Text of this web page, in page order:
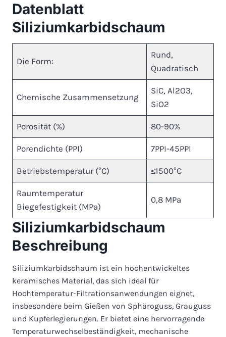
Datenblatt
Siliziumkarbidschaum
Die Form:
Rund,
Quadratisch
Chemische Zusammensetzung
SiC, Al2O3,
SiO2
Porosität (%) 80-90%
Porendichte (PPI) 7PPI-45PPI
Betriebstemperatur (°C) ≤1500°C
Raumtemperatur
Biegefestigkeit (MPa)
0,8 MPa
Siliziumkarbidschaum
Beschreibung
Siliziumkarbidschaum ist ein hochentwickeltes
keramisches Material, das sich ideal für
Hochtemperatur-Filtrationsanwendungen eignet,
insbesondere beim Gießen von Sphäroguss, Grauguss
und Kupferlegierungen. Er bietet eine hervorragende
Temperaturwechselbeständigkeit, mechanische